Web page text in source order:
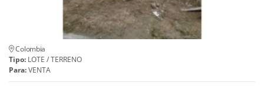
Colombia
Tipo: LOTE / TERRENO
Para:VENTA